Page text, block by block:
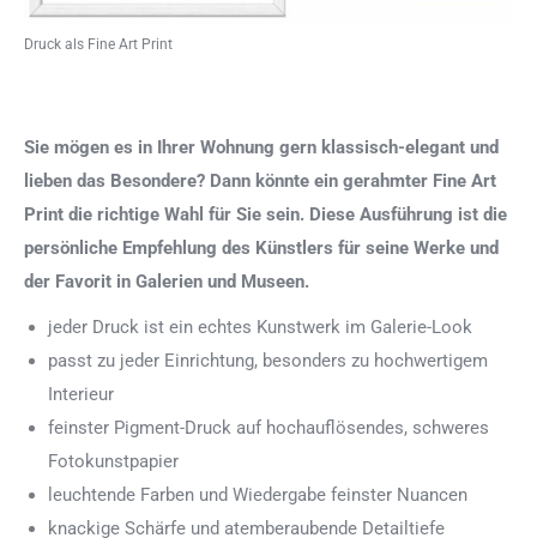
Druck als Fine Art Print
Sie mögen es in Ihrer Wohnung gern klassisch-elegant und
lieben das Besondere? Dann könnte ein gerahmter Fine Art
Print die richtige Wahl für Sie sein. Diese Ausführung ist die
persönliche Empfehlung des Künstlers für seine Werke und
der Favorit in Galerien und Museen.
jeder Druck ist ein echtes Kunstwerk im Galerie-Look
passt zu jeder Einrichtung, besonders zu hochwertigem
Interieur
feinster Pigment-Druck auf hochauflösendes, schweres
Fotokunstpapier
leuchtende Farben und Wiedergabe feinster Nuancen
knackige Schärfe und atemberaubende Detailtiefe